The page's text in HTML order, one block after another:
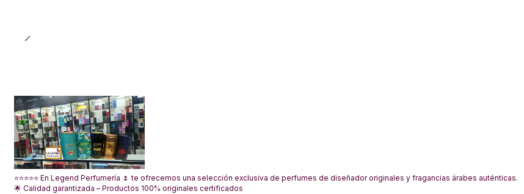
⭐⭐⭐⭐⭐ En Legend Perfumería 🌷 te ofrecemos una selección exclusiva de perfumes de diseñador originales y fragancias árabes auténticas.
🌟 Calidad garantizada – Productos 100% originales certificados